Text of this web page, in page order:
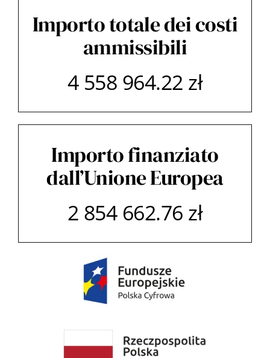
Importo totale dei costi
ammissibili
4 558 964.22 zł
Importo finanziato
dall’Unione Europea
2 854 662.76 zł